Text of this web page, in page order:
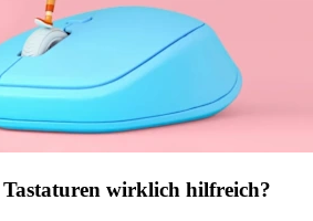
Tastaturen wirklich hilfreich?